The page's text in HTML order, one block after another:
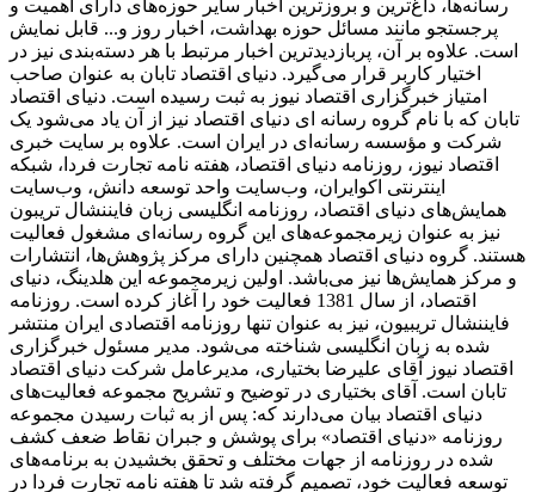
رسانه‌ها، داغ‌ترین و بروزترین اخبار سایر حوزه‌های دارای اهمیت و
پرجستجو مانند مسائل حوزه بهداشت، اخبار روز و... قابل نمایش
است. علاوه بر آن، پربازدیدترین اخبار مرتبط با هر دسته‌بندی نیز در
اختیار کاربر قرار می‌گیرد. دنیای اقتصاد تابان به عنوان صاحب
امتیاز خبرگزاری اقتصاد نیوز به ثبت رسیده است. دنیای اقتصاد
تابان که با نام گروه رسانه ای دنیای اقتصاد نیز از آن یاد می‌شود یک
شرکت و مؤسسه رسانه‌ای در ایران است. علاوه بر سایت خبری
اقتصاد نیوز، روزنامه دنیای اقتصاد، هفته ‌نامه تجارت فردا، شبکه
اینترنتی اکوایران، وب‌سایت واحد توسعه دانش، وب‌سایت
همایش‌های دنیای اقتصاد، روزنامه انگلیسی ‌زبان فایننشال تریبون
نیز به عنوان زیرمجموعه‌های این گروه رسانه‌ای مشغول فعالیت
هستند. گروه دنیای اقتصاد همچنین دارای مرکز پژوهش‌ها، انتشارات
و مرکز همایش‌ها نیز می‌باشد. اولین زیرمجموعه این هلدینگ، دنیای
اقتصاد، از سال 1381 فعالیت خود را آغاز کرده است. روزنامه
فایننشال تریبیون، نیز به عنوان تنها روزنامه اقتصادی ایران منتشر
شده به زبان انگلیسی شناخته می‌شود. مدیر مسئول خبرگزاری
اقتصاد نیوز آقای علیرضا بختیاری، مدیرعامل شرکت دنیای اقتصاد
تابان است. آقای بختیاری در توضیح و تشریح مجموعه فعالیت‌های
دنیای اقتصاد بیان می‌دارند که: پس از به ثبات رسیدن مجموعه
روزنامه «دنیای اقتصاد» برای پوشش و جبران نقاط ضعف کشف
شده در روزنامه از جهات مختلف و تحقق بخشیدن به برنامه‌های
توسعه فعالیت خود، تصمیم گرفته شد تا هفته نامه تجارت فردا در